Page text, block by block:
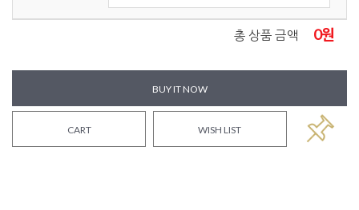
총 상품 금액 0원
BUY IT NOW
CART WISH LIST